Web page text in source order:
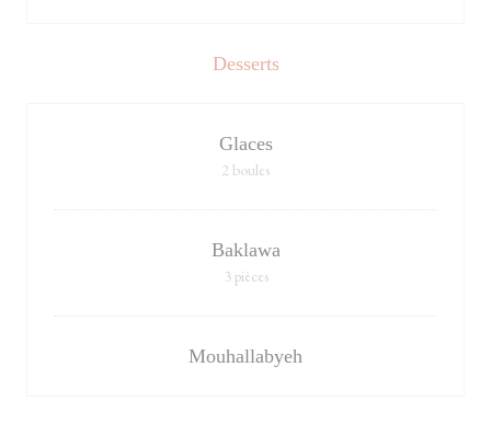
Desserts
Glaces
2 boules
Baklawa
3 pièces
Mouhallabyeh